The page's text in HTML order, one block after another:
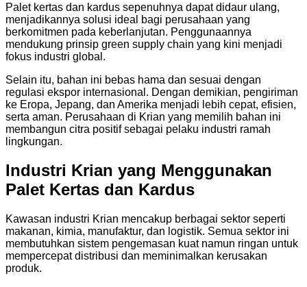
Palet kertas dan kardus sepenuhnya dapat didaur ulang,
menjadikannya solusi ideal bagi perusahaan yang
berkomitmen pada keberlanjutan. Penggunaannya
mendukung prinsip green supply chain yang kini menjadi
fokus industri global.
Selain itu, bahan ini bebas hama dan sesuai dengan
regulasi ekspor internasional. Dengan demikian, pengiriman
ke Eropa, Jepang, dan Amerika menjadi lebih cepat, efisien,
serta aman. Perusahaan di Krian yang memilih bahan ini
membangun citra positif sebagai pelaku industri ramah
lingkungan.
Industri Krian yang Menggunakan
Palet Kertas dan Kardus
Kawasan industri Krian mencakup berbagai sektor seperti
makanan, kimia, manufaktur, dan logistik. Semua sektor ini
membutuhkan sistem pengemasan kuat namun ringan untuk
mempercepat distribusi dan meminimalkan kerusakan
produk.